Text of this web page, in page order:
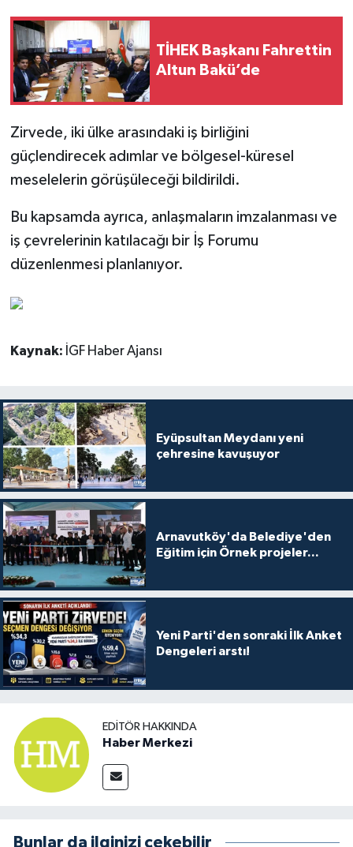
TİHEK Başkanı Fahrettin
Altun Bakü’de
Zirvede, iki ülke arasındaki iş birliğini
güçlendirecek adımlar ve bölgesel-küresel
meselelerin görüşüleceği bildirildi.
Bu kapsamda ayrıca, anlaşmaların imzalanması ve
iş çevrelerinin katılacağı bir İş Forumu
düzenlenmesi planlanıyor.
Kaynak: İGF Haber Ajansı
Eyüpsultan Meydanı yeni
çehresine kavuşuyor
Arnavutköy'da Belediye'den
Eğitim için Örnek projeler...
Yeni Parti'den sonraki İlk Anket
Dengeleri arstı!
EDITÖR HAKKINDA
Haber Merkezi
Bunlar da ilginizi çekebilir